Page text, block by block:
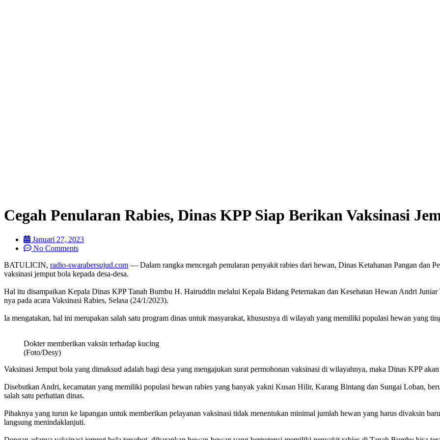
Cegah Penularan Rabies, Dinas KPP Siap Berikan Vaksinasi
Januari 27, 2023
No Comments
BATULICIN, radio-swarabersujud.com — Dalam rangka mencegah penularan penyakit rabies dari hewan, Dinas Ketahanan Pangan dan
vaksinasi jemput bola kepada desa-desa.
Hal itu disampaikan Kepala Dinas KPP Tanah Bumbu H. Hairuddin melalui Kepala Bidang Peternakan dan Kesehatan Hewan Andri Juniar
nya pada acara Vaksinasi Rabies, Selasa (24/1/2023).
Ia mengatakan, hal ini merupakan salah satu program dinas untuk masyarakat, khususnya di wilayah yang memiliki populasi hewan yang
Dokter memberikan vaksin terhadap kucing
(Foto/Desy)
Vaksinasi Jemput bola yang dimaksud adalah bagi desa yang mengajukan surat permohonan vaksinasi di wilayahnya, maka Dinas KPP
Disebutkan Andri, kecamatan yang memiliki populasi hewan rabies yang banyak yakni Kusan Hilir, Karang Bintang dan Sungai Loban,
salah satu perhatian dinas.
Pihaknya yang turun ke lapangan untuk memberikan pelayanan vaksinasi tidak menentukan minimal jumlah hewan yang harus divaksin
langsung menindaklanjuti.